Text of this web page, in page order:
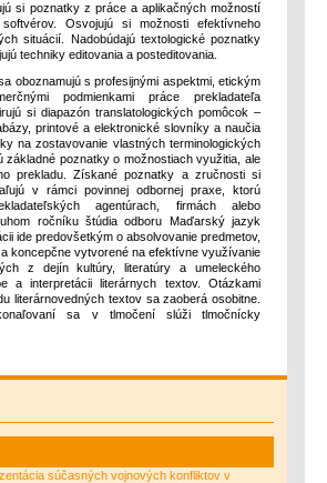
si poznatky z práce a aplikačných možností
softvérov. Osvojujú si možnosti efektívneho
situácií. Nadobúdajú textologické poznatky
techniky editovania a posteditovania.
oboznamujú s profesijnými aspektmi, etickým
podmienkami práce prekladateľa
si diapazón translatologických pomôcok –
printové a elektronické slovníky a naučia
na zostavovanie vlastných terminologických
základné poznatky o možnostiach využitia, ale
prekladu. Získané poznatky a zručnosti si
v rámci povinnej odbornej praxe, ktorú
agentúrach, firmách alebo
ročníku štúdia odboru Maďarský jazyk
ide predovšetkým o absolvovanie predmetov,
koncepčne vytvorené na efektívne využívanie
z dejín kultúry, literatúry a umeleckého
a interpretácii literárnych textov. Otázkami
literárnovedných textov sa zaoberá osobitne.
sa v tlmočení slúži tlmočnícky
súčasných vojnových konfliktov v